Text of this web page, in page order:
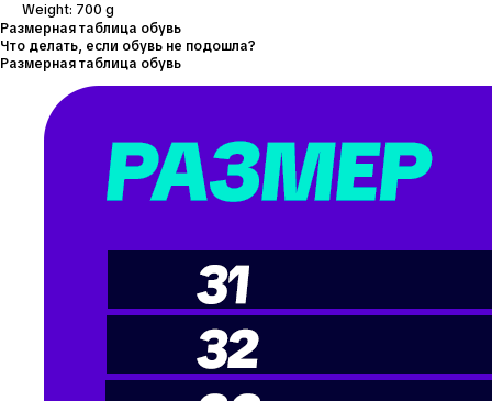
Weight: 700 g
Размерная таблица обувь
Что делать, если обувь не подошла?
Размерная таблица обувь